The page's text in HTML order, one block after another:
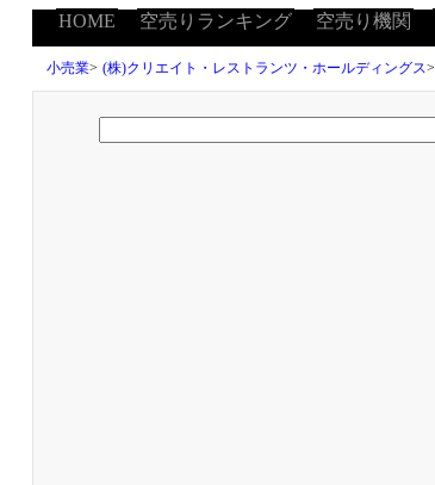
HOME 空売りランキング 空売り機関
小売業> (株)クリエイト・レストランツ・ホールディングス>